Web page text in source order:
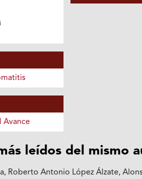
Avance
leídos del mismo
Roberto Antonio López Álzate,